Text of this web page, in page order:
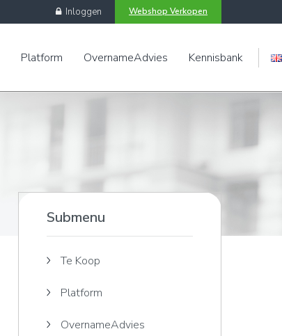
Webshop Verkopen
Inloggen
Engels
Platform OvernameAdvies Kennisbank
Submenu
Te Koop
Platform
OvernameAdvies